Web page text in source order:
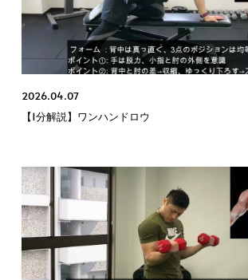
2026.04.07
【1分解説】ワンハンドロウ